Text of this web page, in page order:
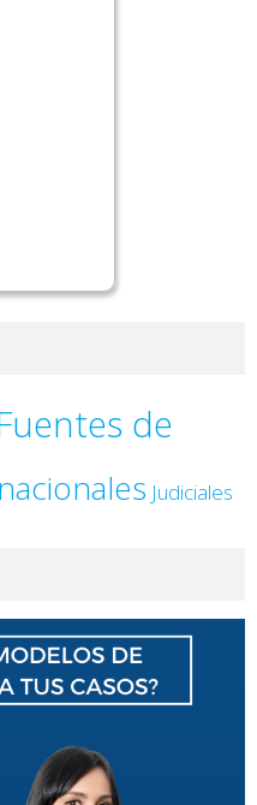
de
Judiciales